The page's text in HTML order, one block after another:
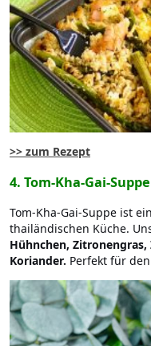
>> zum Rezept
4. Tom-Kha-Gai-Suppe
Tom-Kha-Gai-Suppe ist
thailändischen Küche.
Hühnchen,
Koriander. Perfekt für